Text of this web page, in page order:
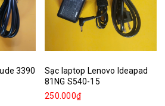
3390
Sạc laptop Lenovo Ideapad
81NG S540-15
250.000₫